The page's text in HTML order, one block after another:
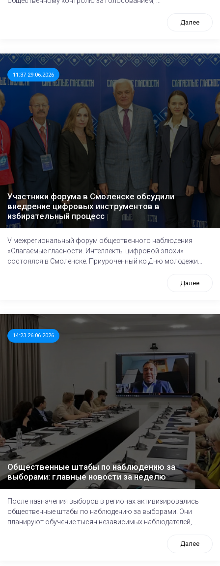
Далее
11:37 29.06.2026
Участники форума в Смоленске обсудили
внедрение цифровых инструментов в
избирательный процесс
V межрегиональный форум общественного наблюдения
«Слагаемые гласности. Интеллекты цифровой эпохи»
состоялся в Смоленске. Приуроченный ко Дню молодежи...
Далее
14:23 26.06.2026
Общественные штабы по наблюдению за
выборами: главные новости за неделю
После назначения выборов в регионах активизировались
общественные штабы по наблюдению за выборами. Они
планируют обучение тысяч независимых наблюдателей,...
Далее